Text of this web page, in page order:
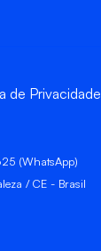
de Privacidade
(WhatsApp)
/ CE - Brasil